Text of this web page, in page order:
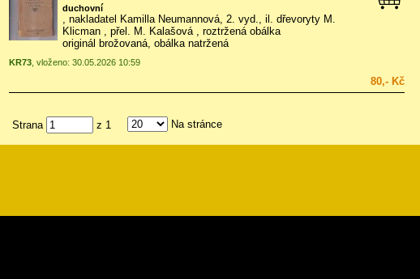
duchovní
, nakladatel Kamilla Neumannová, 2. vyd., il. dřevoryty M.
Klicman , přel. M. Kalašová , roztržená obálka
originál brožovaná, obálka natržená
KR73 , vloženo: 30.05.2026 10:59
80,- Kč
Strana z 1 Na stránce